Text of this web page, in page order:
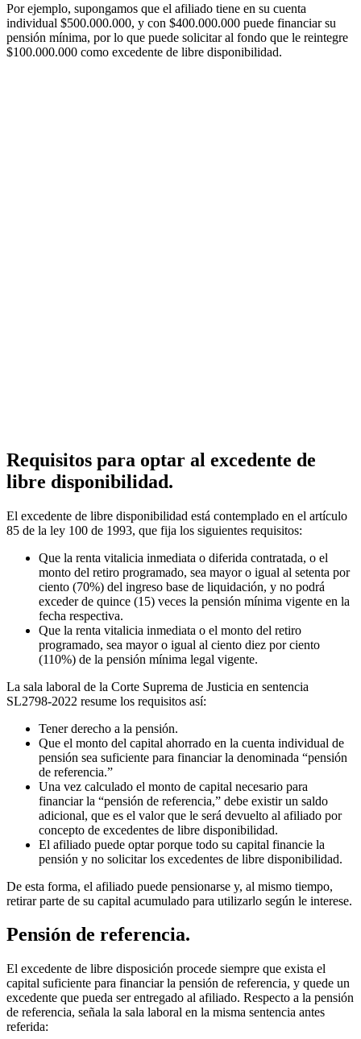
Por ejemplo, supongamos que el afiliado tiene en su cuenta
individual $500.000.000, y con $400.000.000 puede financiar su
pensión mínima, por lo que puede solicitar al fondo que le reintegre
$100.000.000 como excedente de libre disponibilidad.
Requisitos para optar al excedente de
libre disponibilidad.
El excedente de libre disponibilidad está contemplado en el artículo
85 de la ley 100 de 1993, que fija los siguientes requisitos:
Que la renta vitalicia inmediata o diferida contratada, o el
monto del retiro programado, sea mayor o igual al setenta por
ciento (70%) del ingreso base de liquidación, y no podrá
exceder de quince (15) veces la pensión mínima vigente en la
fecha respectiva.
Que la renta vitalicia inmediata o el monto del retiro
programado, sea mayor o igual al ciento diez por ciento
(110%) de la pensión mínima legal vigente.
La sala laboral de la Corte Suprema de Justicia en sentencia
SL2798-2022 resume los requisitos así:
Tener derecho a la pensión.
Que el monto del capital ahorrado en la cuenta individual de
pensión sea suficiente para financiar la denominada “pensión
de referencia.”
Una vez calculado el monto de capital necesario para
financiar la “pensión de referencia,” debe existir un saldo
adicional, que es el valor que le será devuelto al afiliado por
concepto de excedentes de libre disponibilidad.
El afiliado puede optar porque todo su capital financie la
pensión y no solicitar los excedentes de libre disponibilidad.
De esta forma, el afiliado puede pensionarse y, al mismo tiempo,
retirar parte de su capital acumulado para utilizarlo según le interese.
Pensión de referencia.
El excedente de libre disposición procede siempre que exista el
capital suficiente para financiar la pensión de referencia, y quede un
excedente que pueda ser entregado al afiliado. Respecto a la pensión
de referencia, señala la sala laboral en la misma sentencia antes
referida: